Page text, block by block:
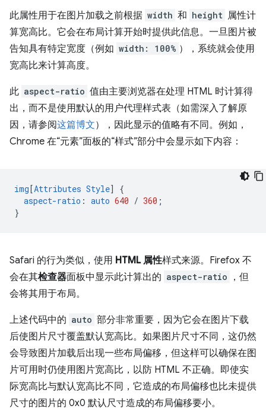
此属性用于在图片加载之前根据 width 和 height 属性计
算宽高比。它会在布局计算开始时提供此信息。一旦图片被
告知具有特定宽度（例如 width: 100% ），系统就会使用
宽高比来计算高度。
此 aspect-ratio 值由主要浏览器在处理 HTML 时计算得
出，而不是使用默认的用户代理样式表（如需深入了解原
因，请参阅这篇博文），因此显示的值略有不同。例如，
Chrome 在“元素”面板的“样式”部分中会显示如下内容：
img [Attributes Style]
{
aspect-ratio : auto 640 / 360 ;
}
Safari 的行为类似，使用 HTML 属性样式来源。Firefox 不
会在其检查器面板中显示此计算出的 aspect-ratio
，但
会将其用于布局。
上述代码中的 auto 部分非常重要，因为它会在图片下载
后使图片尺寸覆盖默认宽高比。如果图片尺寸不同，这仍然
会导致图片加载后出现一些布局偏移，但这样可以确保在图
片可用时仍使用图片宽高比，以防 HTML 不正确。即使实
际宽高比与默认宽高比不同，它造成的布局偏移也比未提供
尺寸的图片的 0x0 默认尺寸造成的布局偏移要小。